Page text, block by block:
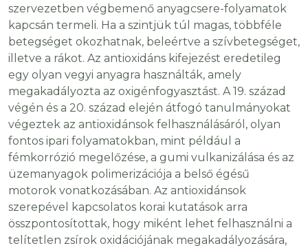
szervezetben végbemenő anyagcsere-folyamatok
kapcsán termeli. Ha a szintjük túl magas, többféle
betegséget okozhatnak, beleértve a szívbetegséget,
illetve a rákot. Az antioxidáns kifejezést eredetileg
egy olyan vegyi anyagra használták, amely
megakadályozta az oxigénfogyasztást. A 19. század
végén és a 20. század elején átfogó tanulmányokat
végeztek az antioxidánsok felhasználásáról, olyan
fontos ipari folyamatokban, mint például a
fémkorrózió megelőzése, a gumi vulkanizálása és az
üzemanyagok polimerizációja a belső égésű
motorok vonatkozásában. Az antioxidánsok
szerepével kapcsolatos korai kutatások arra
összpontosítottak, hogy miként lehet felhasználni a
telítetlen zsírok oxidációjának megakadályozására,